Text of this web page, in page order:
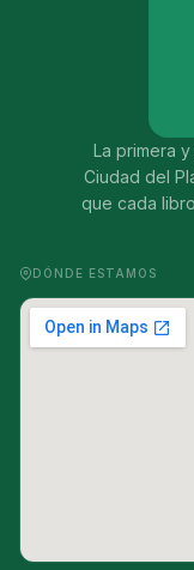
La primera
Ciudad del
que cada
DÓNDE ESTAMOS